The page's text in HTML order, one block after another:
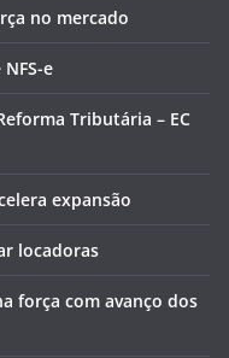
no mercado
e
Tributária – EC
expansão
locadoras
força com avanço dos